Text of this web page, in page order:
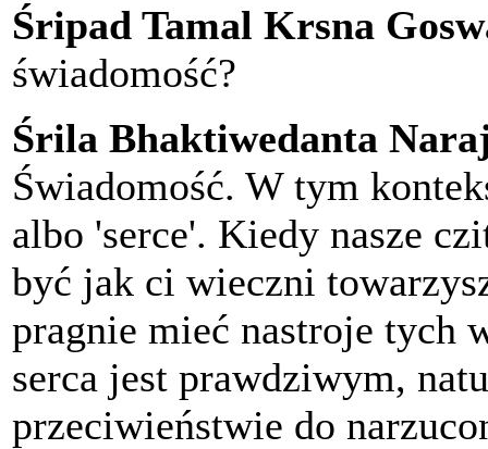
Śripad Tamal Krsna
świadomość?
Śrila Bhaktiwedanta
Świadomość. W tym
albo 'serce'. Kiedy nasze
być jak ci wieczni
pragnie mieć nastroje tych
serca jest prawdziwym,
przeciwieństwie do